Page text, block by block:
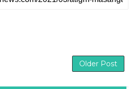
Older Post